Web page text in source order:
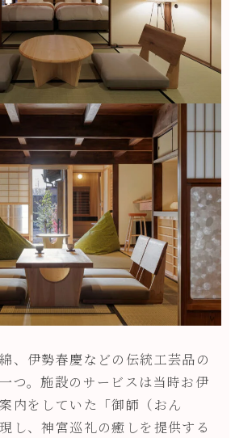
、伊勢春慶などの伝統工芸品の
つ。施設のサービスは当時お伊
内をしていた「御師（おん
し、神宮巡礼の癒しを提供する